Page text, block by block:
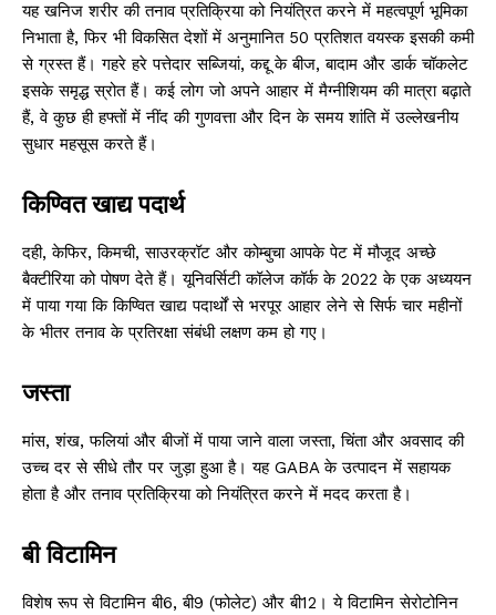
यह खनिज शरीर की तनाव प्रतिक्रिया को नियंत्रित करने में महत्वपूर्ण भूमिका
निभाता है, फिर भी विकसित देशों में अनुमानित 50 प्रतिशत वयस्क इसकी कमी
से ग्रस्त हैं। गहरे हरे पत्तेदार सब्जियां, कद्दू के बीज, बादाम और डार्क चॉकलेट
इसके समृद्ध स्रोत हैं। कई लोग जो अपने आहार में मैग्नीशियम की मात्रा बढ़ाते
हैं, वे कुछ ही हफ्तों में नींद की गुणवत्ता और दिन के समय शांति में उल्लेखनीय
सुधार महसूस करते हैं।
किण्वित खाद्य पदार्थ
दही, केफिर, किमची, साउरक्रॉट और कोम्बुचा आपके पेट में मौजूद अच्छे
बैक्टीरिया को पोषण देते हैं। यूनिवर्सिटी कॉलेज कॉर्क के 2022 के एक अध्ययन
में पाया गया कि किण्वित खाद्य पदार्थों से भरपूर आहार लेने से सिर्फ चार महीनों
के भीतर तनाव के प्रतिरक्षा संबंधी लक्षण कम हो गए।
जस्ता
मांस, शंख, फलियां और बीजों में पाया जाने वाला जस्ता, चिंता और अवसाद की
उच्च दर से सीधे तौर पर जुड़ा हुआ है। यह GABA के उत्पादन में सहायक
होता है और तनाव प्रतिक्रिया को नियंत्रित करने में मदद करता है।
बीविटामिन
विशेषरूप से विटामिन बी6, बी9 (फोलेट) और बी12। ये विटामिन सेरोटोनिन